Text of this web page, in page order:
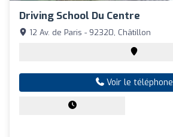
Driving School Du Centre
12 Av. de Paris - 92320, Châtillon
Voir le téléphone